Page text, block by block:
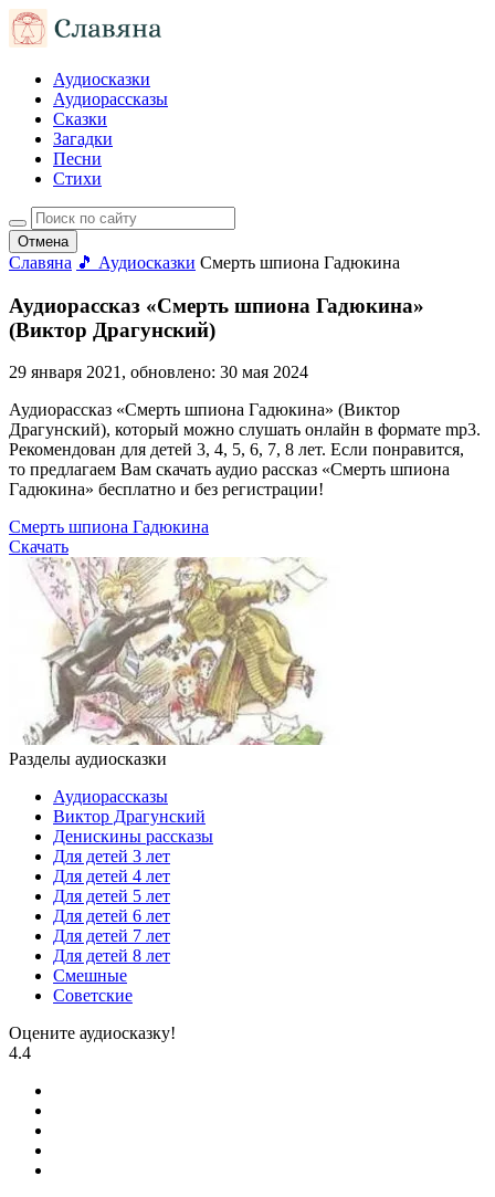
Аудиосказки
Аудиорассказы
Сказки
Загадки
Песни
Стихи
Отмена
Славяна 🎵 Аудиосказки Смерть шпиона Гадюкина
Аудиорассказ «Смерть шпиона Гадюкина»
(Виктор Драгунский)
29 января 2021, обновлено: 30 мая 2024
Аудиорассказ «Смерть шпиона Гадюкина» (Виктор
Драгунский), который можно слушать онлайн в формате mp3.
Рекомендован для детей 3, 4, 5, 6, 7, 8 лет. Если понравится,
то предлагаем Вам скачать аудио рассказ «Смерть шпиона
Гадюкина» бесплатно и без регистрации!
Смерть шпиона Гадюкина
Скачать
Разделы аудиосказки
Аудиорассказы
Виктор Драгунский
Денискины рассказы
Для детей 3 лет
Для детей 4 лет
Для детей 5 лет
Для детей 6 лет
Для детей 7 лет
Для детей 8 лет
Смешные
Советские
Оцените аудиосказку!
4.4